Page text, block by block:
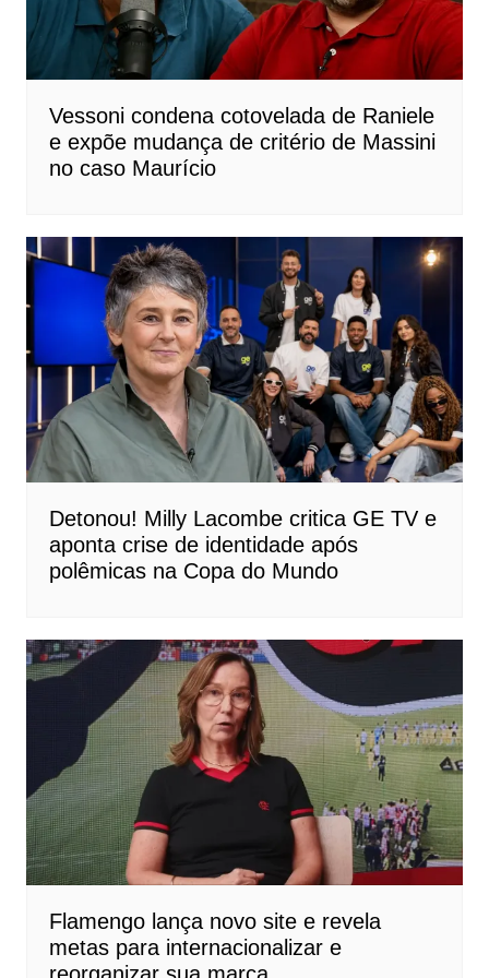
Vessoni condena cotovelada de Raniele
e expõe mudança de critério de Massini
no caso Maurício
Detonou! Milly Lacombe critica GE TV e
aponta crise de identidade após
polêmicas na Copa do Mundo
Flamengo lança novo site e revela
metas para internacionalizar e